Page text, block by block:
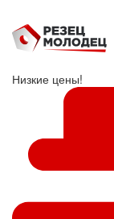
Низкие цены!